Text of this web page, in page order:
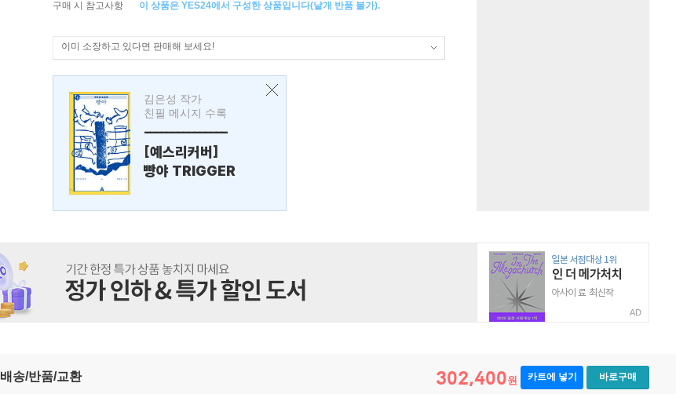
구매 시 참고사항 이 상품은 YES24에서 구성한 상품입니다(낱개 반품 불가).
이미 소장하고 있다면 판매해 보세요!
김은성 작가
친필 메시지 수록
---------------
[예스리커버]
빵야 TRIGGER
AD
배송/반품/교환 302,400원 카트에 넣기 바로구매